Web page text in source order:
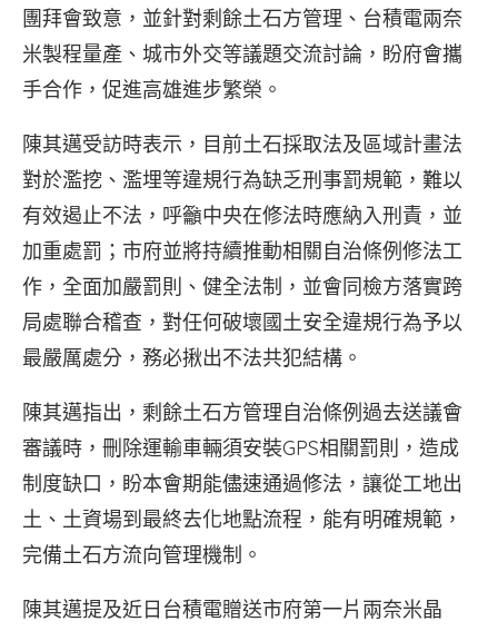
團拜會致意，並針對剩餘土石方管理、台積電兩奈
米製程量產、城市外交等議題交流討論，盼府會攜
手合作，促進高雄進步繁榮。
陳其邁受訪時表示，目前土石採取法及區域計畫法
對於濫挖、濫埋等違規行為缺乏刑事罰規範，難以
有效遏止不法，呼籲中央在修法時應納入刑責，並
加重處罰；市府並將持續推動相關自治條例修法工
作，全面加嚴罰則、健全法制，並會同檢方落實跨
局處聯合稽查，對任何破壞國土安全違規行為予以
最嚴厲處分，務必揪出不法共犯結構。
陳其邁指出，剩餘土石方管理自治條例過去送議會
審議時，刪除運輸車輛須安裝GPS相關罰則，造成
制度缺口，盼本會期能儘速通過修法，讓從工地出
土、土資場到最終去化地點流程，能有明確規範，
完備土石方流向管理機制。
陳其邁提及近日台積電贈送市府第一片兩奈米晶